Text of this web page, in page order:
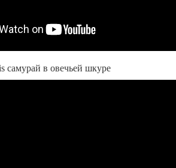
самурай в овечьей шкуре